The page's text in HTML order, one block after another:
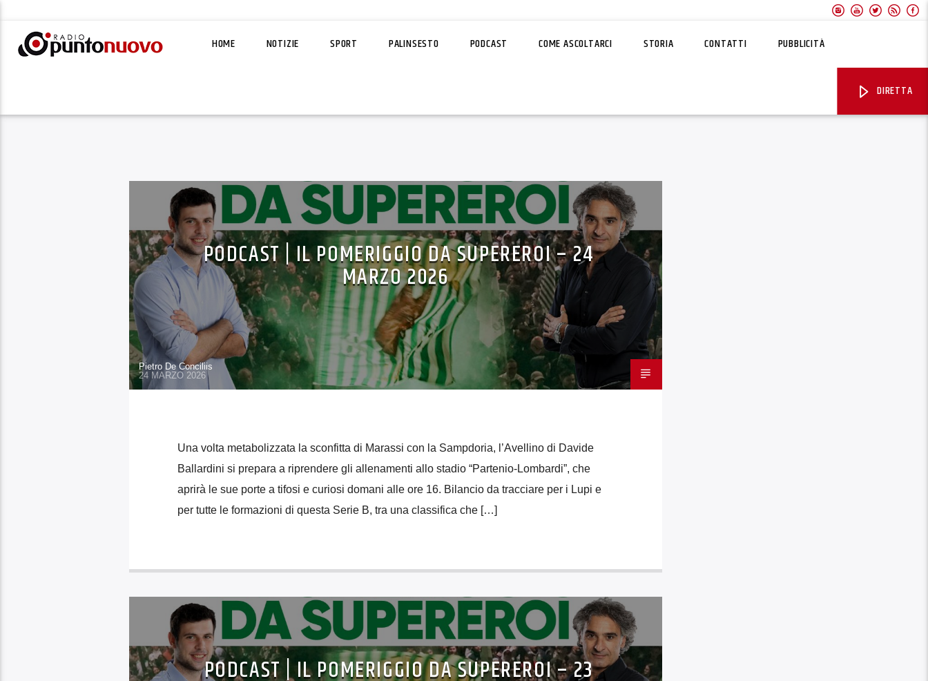
HOME NOTIZIE SPORT PALINSESTO PODCAST COME ASCOLTARCI STORIA CONTATTI PUBBLICITÀ
DIRETTA
PODCAST | IL POMERIGGIO DA SUPEREROI – 24
MARZO 2026
Pietro De Conciliis
24 MARZO 2026
Una volta metabolizzata la sconfitta di Marassi con la Sampdoria, l’Avellino di Davide
Ballardini si prepara a riprendere gli allenamenti allo stadio “Partenio-Lombardi”, che
aprirà le sue porte a tifosi e curiosi domani alle ore 16. Bilancio da tracciare per i Lupi e
per tutte le formazioni di questa Serie B, tra una classifica che […]
PODCAST | IL POMERIGGIO DA SUPEREROI – 23